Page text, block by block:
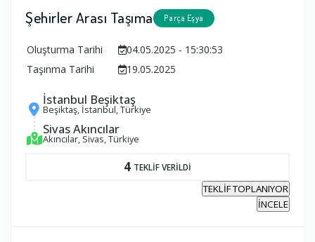
Şehirler Arası Taşıma Parça Eşya
Oluşturma Tarihi
04.05.2025 - 15:30:53
Taşınma Tarihi
19.05.2025
İstanbul Beşiktaş
Beşiktaş, İstanbul, Türkiye
Sivas Akıncılar
Akıncılar, Sivas, Türkiye
4 TEKLİF VERİLDİ
TEKLİF TOPLANIYOR
İNCELE